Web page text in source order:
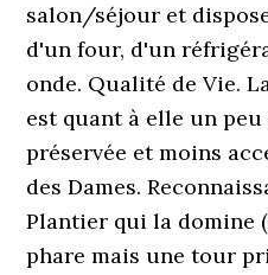
salon/séjour et
d'un four, d'un
onde. Qualité de Vie.
est quant à elle un peu
préservée et moins
des Dames.
Plantier qui la domine
phare mais une tour